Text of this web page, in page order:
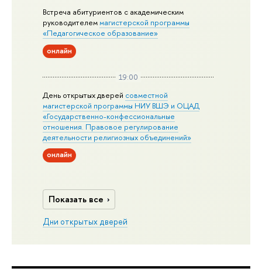
Встреча абитуриентов с академическим
руководителеммагистерской программы
«Педагогическое образование»
онлайн
19:00
День открытых дверей совместной
магистерской программы НИУ ВШЭ и ОЦАД
«Государственно-конфессиональные
отношения. Правовое регулирование
деятельности религиозных объединений»
онлайн
Показать все
Дни открытых дверей